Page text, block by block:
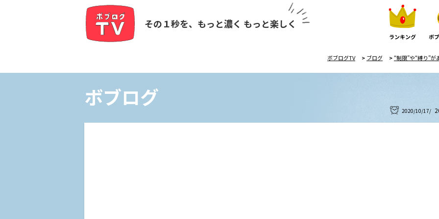
その１秒を、もっと濃く もっと楽しく
ランキング ボ
ボブログTV > ブログ >“制限”や“縛り”
ボブログ
2020/10/17/